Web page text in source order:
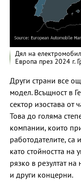
Дял на
Европа през 2024 г.
Други страни все
модел. Всъщност в
сектор изостава от
Това до голяма
компании, които
работодателите, са
като стойността на
рязко в резултат
и други концерни.